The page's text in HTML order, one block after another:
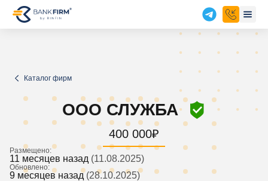
Каталог фирм
ООО СЛУЖБА
400 000₽
Размещено:
11 месяцев назад (11.08.2025)
Обновлено:
9 месяцев назад (28.10.2025)